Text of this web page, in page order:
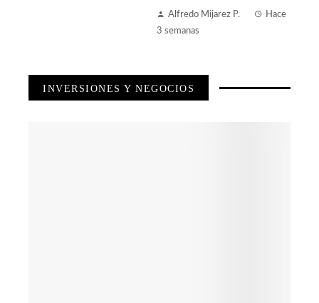
Alfredo Mijarez P.
Hace
3 semanas
INVERSIONES Y NEGOCIOS